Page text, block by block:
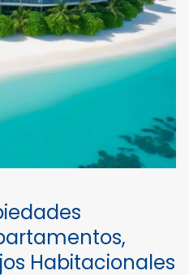
Habitacionales